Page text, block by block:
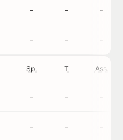
- - -
- - -
Sp. T Ass.
- - -
- - -